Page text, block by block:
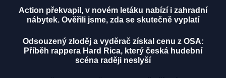
Action překvapil, v novém letáku nabízí i zahradní
nábytek. Ověřili jsme, zda se skutečně vyplatí
Odsouzený zloděj a vyděrač získal cenu z OSA:
Příběh rappera Hard Rica, který česká hudební
scéna raději neslyší